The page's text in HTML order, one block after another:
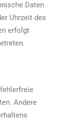
Daten
Uhrzeit des
erfolgt
Andere